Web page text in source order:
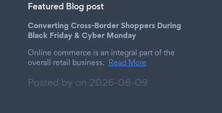
Featured Blog post
Converting Cross-Border Shoppers During
Black Friday & Cyber Monday
Online commerce is an integral part of the
overall retail business. Read More
Posted by on 2026-08-09